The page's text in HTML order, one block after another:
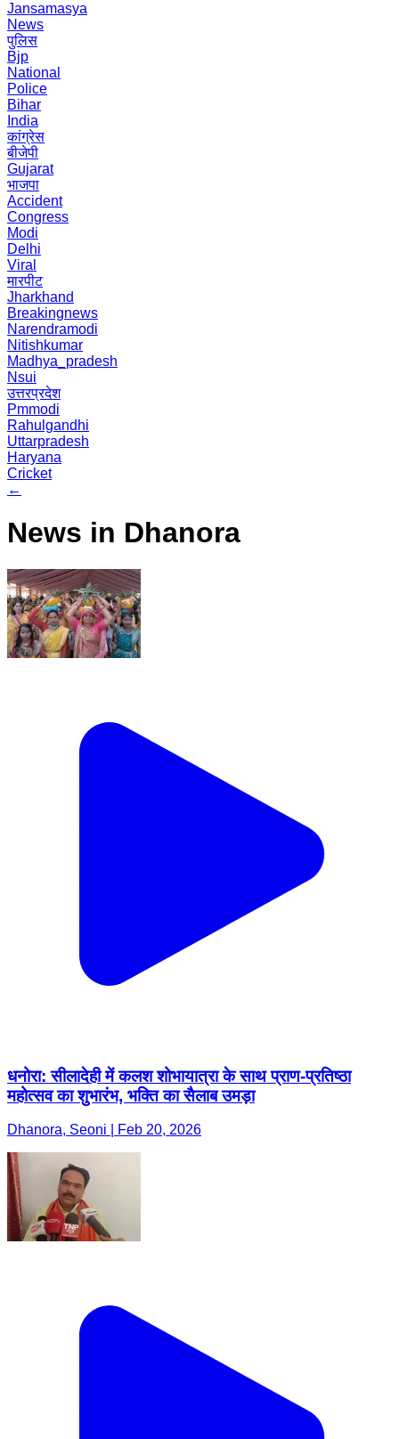
Jansamasya
News
पुलिस
Bjp
National
Police
Bihar
India
कांग्रेस
बीजेपी
Gujarat
भाजपा
Accident
Congress
Modi
Delhi
Viral
मारपीट
Jharkhand
Breakingnews
Narendramodi
Nitishkumar
Madhya_pradesh
Nsui
उत्तरप्रदेश
Pmmodi
Rahulgandhi
Uttarpradesh
Haryana
Cricket
←
News in Dhanora
धनोरा: सीलादेही में कलश शोभायात्रा के साथ प्राण-प्रतिष्ठा
महोत्सव का शुभारंभ, भक्ति का सैलाब उमड़ा
Dhanora, Seoni | Feb 20, 2026